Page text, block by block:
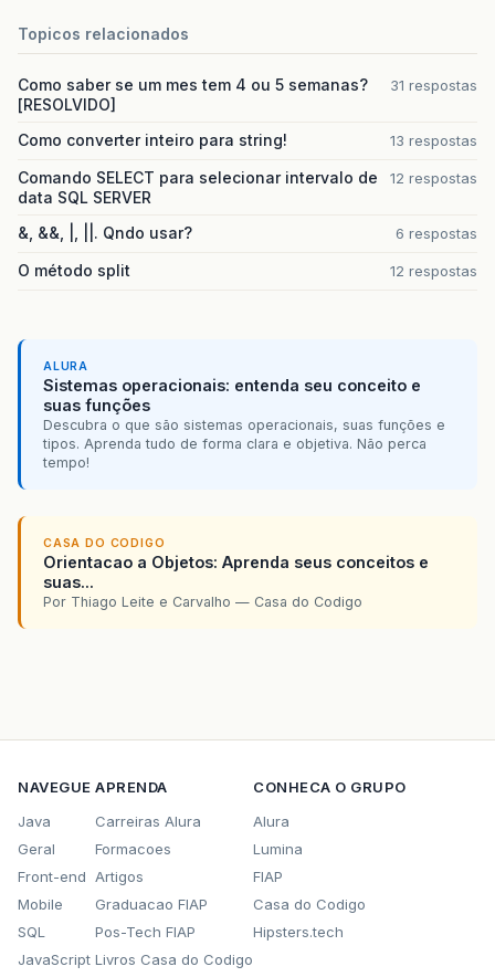
Topicos relacionados
Como saber se um mes tem 4 ou 5 semanas?
[RESOLVIDO]
31 respostas
Como converter inteiro para string! 13 respostas
Comando SELECT para selecionar intervalo de
data SQL SERVER
12 respostas
&, &&, |, ||. Qndo usar? 6 respostas
O método split 12 respostas
ALURA
Sistemas operacionais: entenda seu conceito e
suas funções
Descubra o que são sistemas operacionais, suas funções e
tipos. Aprenda tudo de forma clara e objetiva. Não perca
tempo!
CASA DO CODIGO
Orientacao a Objetos: Aprenda seus conceitos e
suas...
Por Thiago Leite e Carvalho — Casa do Codigo
NAVEGUE
Java
Geral
Front-end
Mobile
SQL
JavaScript
APRENDA
Carreiras Alura
Formacoes
Artigos
Graduacao FIAP
Pos-Tech FIAP
Livros Casa do Codigo
CONHECA O GRUPO
Alura
Lumina
FIAP
Casa do Codigo
Hipsters.tech